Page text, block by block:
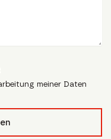
meiner Daten